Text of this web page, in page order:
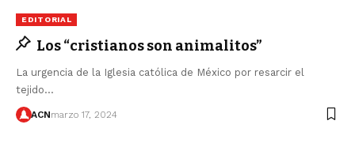
EDITORIAL
Los “cristianos son animalitos”
La urgencia de la Iglesia católica de México por resarcir el
tejido…
ACNmarzo 17, 2024